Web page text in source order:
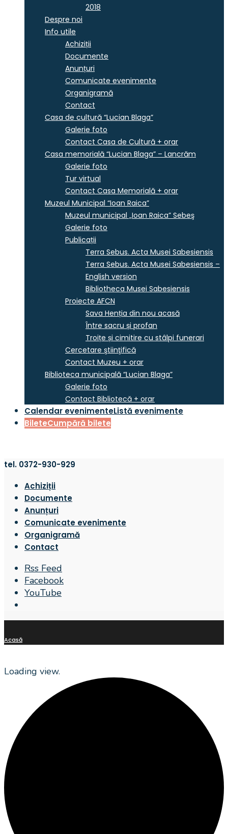
2018
Despre noi
Info utile
Achiziții
Documente
Anunțuri
Comunicate evenimente
Organigramă
Contact
Casa de cultură “Lucian Blaga”
Galerie foto
Contact Casa de Cultură + orar
Casa memorială “Lucian Blaga” – Lancrăm
Galerie foto
Tur virtual
Contact Casa Memorială + orar
Muzeul Municipal “Ioan Raica”
Muzeul municipal „Ioan Raica” Sebeş
Galerie foto
Publicații
Terra Sebus. Acta Musei Sabesiensis
Terra Sebus. Acta Musei Sabesiensis –
English version
Bibliotheca Musei Sabesiensis
Proiecte AFCN
Sava Henția din nou acasă
Între sacru și profan
Troițe și cimitire cu stâlpi funerari
Cercetare ştiinţifică
Contact Muzeu + orar
Biblioteca municipală “Lucian Blaga”
Galerie foto
Contact Bibliotecă + orar
Calendar evenimenteListă evenimente
BileteCumpără bilete
tel. 0372-930-929
Achiziții
Documente
Anunțuri
Comunicate evenimente
Organigramă
Contact
Rss Feed
Facebook
YouTube
Search
Acasă
Loading view.